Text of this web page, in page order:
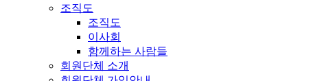
조직도
조직도
이사회
함께하는 사람들
회원단체 소개